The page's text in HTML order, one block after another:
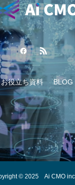
お役立ち資料 BLOG
© 2025 Ai CMO